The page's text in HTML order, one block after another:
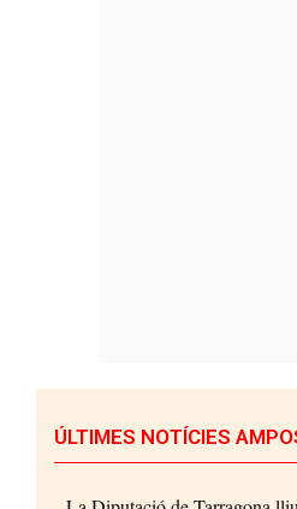
ÚLTIMES NOTÍCIES